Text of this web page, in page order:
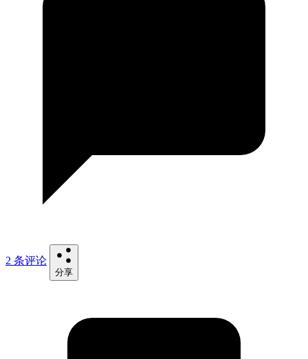
2 条评论
分享